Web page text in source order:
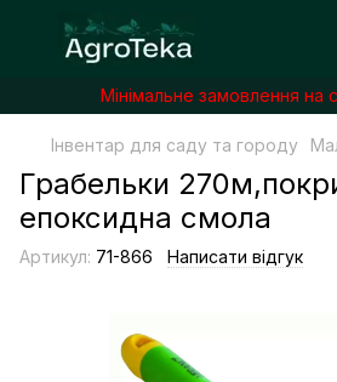
Мінімальне замовлення на
Інвентар для саду та городу
Грабельки
епоксидна смола
Артикул: 71-866 Написати відгук